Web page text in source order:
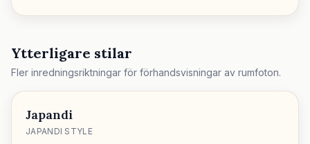
Ytterligare stilar
Fler inredningsriktningar för förhandsvisningar av rumfoton.
Japandi
JAPANDI STYLE